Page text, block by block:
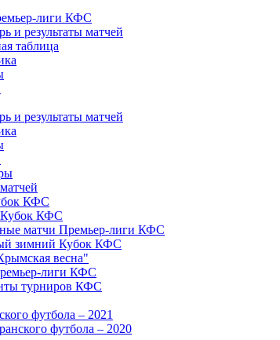
лиги КФС
и результаты матчей
таблица
и результаты матчей
КФС
КФС
матчи Премьер-лиги КФС
зимний Кубок КФС
весна"
лиги КФС
турниров КФС
футбола – 2021
футбола – 2020